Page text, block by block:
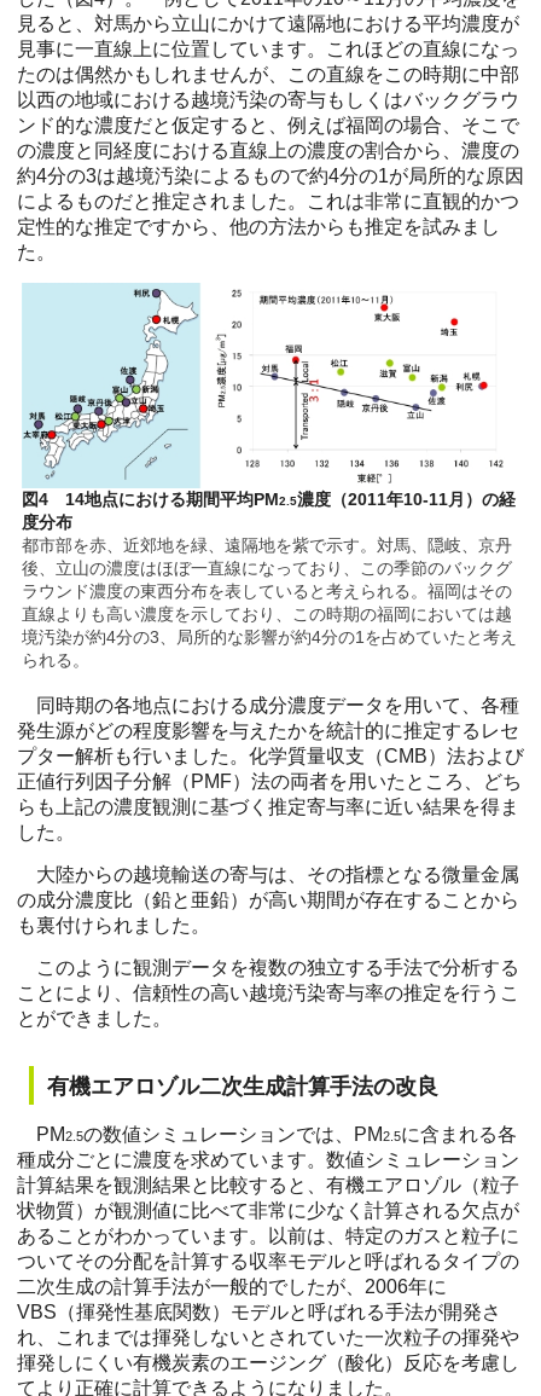
見ると、対馬から立山にかけて遠隔地における平均濃度が
見事に一直線上に位置しています。これほどの直線になっ
たのは偶然かもしれませんが、この直線をこの時期に中部
以西の地域における越境汚染の寄与もしくはバックグラウ
ンド的な濃度だと仮定すると、例えば福岡の場合、そこで
の濃度と同経度における直線上の濃度の割合から、濃度の
約4分の3は越境汚染によるもので約4分の1が局所的な原因
によるものだと推定されました。これは非常に直観的かつ
定性的な推定ですから、他の方法からも推定を試みまし
た。
図4 14地点における期間平均PM2.5濃度（2011年10-11月）の経
度分布
都市部を赤、近郊地を緑、遠隔地を紫で示す。対馬、隠岐、京丹
後、立山の濃度はほぼ一直線になっており、この季節のバックグ
ラウンド濃度の東西分布を表していると考えられる。福岡はその
直線よりも高い濃度を示しており、この時期の福岡においては越
境汚染が約4分の3、局所的な影響が約4分の1を占めていたと考え
られる。
同時期の各地点における成分濃度データを用いて、各種
発生源がどの程度影響を与えたかを統計的に推定するレセ
プター解析も行いました。化学質量収支（CMB）法および
正値行列因子分解（PMF）法の両者を用いたところ、どち
らも上記の濃度観測に基づく推定寄与率に近い結果を得ま
した。
大陸からの越境輸送の寄与は、その指標となる微量金属
の成分濃度比（鉛と亜鉛）が高い期間が存在することから
も裏付けられました。
このように観測データを複数の独立する手法で分析する
ことにより、信頼性の高い越境汚染寄与率の推定を行うこ
とができました。
有機エアロゾル二次生成計算手法の改良
PM2.5の数値シミュレーションでは、PM2.5に含まれる各
種成分ごとに濃度を求めています。数値シミュレーション
計算結果を観測結果と比較すると、有機エアロゾル（粒子
状物質）が観測値に比べて非常に少なく計算される欠点が
あることがわかっています。以前は、特定のガスと粒子に
ついてその分配を計算する収率モデルと呼ばれるタイプの
二次生成の計算手法が一般的でしたが、2006年に
VBS（揮発性基底関数）モデルと呼ばれる手法が開発さ
れ、これまでは揮発しないとされていた一次粒子の揮発や
揮発しにくい有機炭素のエージング（酸化）反応を考慮し
てより正確に計算できるようになりました。